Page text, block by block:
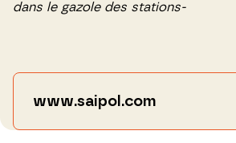
dans le gazole des stations-
www.saipol.com